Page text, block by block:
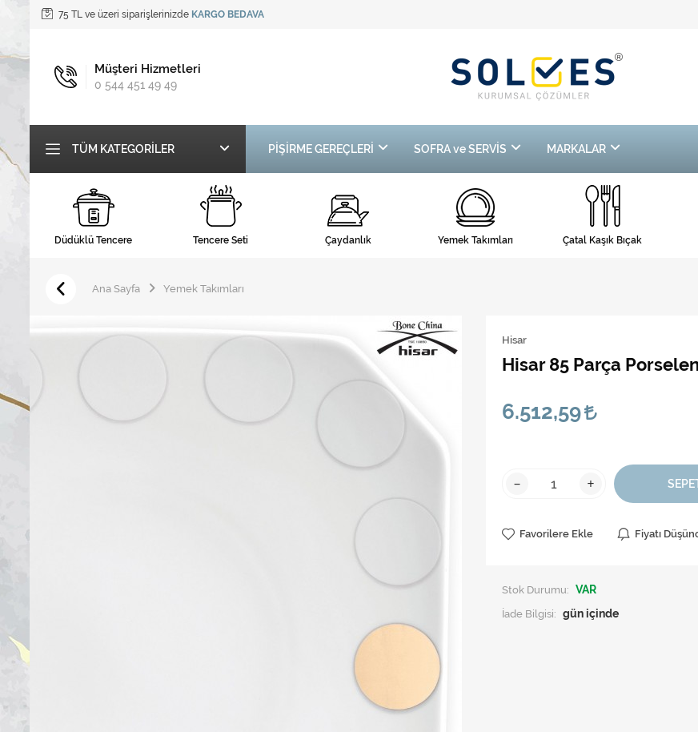
75 TL ve üzeri siparişlerinizde KARGO BEDAVA
Müşteri Hizmetleri
0 544 451 49 49
TÜM KATEGORILER PİŞİRME GEREÇLERİ SOFRA ve SERVİS MARKALAR
Düdüklü Tencere Tencere Seti Çaydanlık Yemek Takımları Çatal Kaşık Bıçak
Ana Sayfa Yemek Takımları
Hisar
Hisar 85 Parça
6.512,59
- +
Favorilere Ekle Fiyatı
Stok Durumu: VAR
İade Bilgisi: